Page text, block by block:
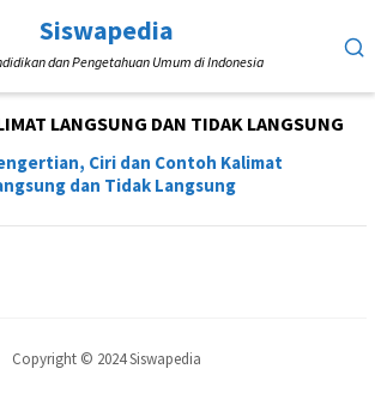
Siswapedia
dan Pengetahuan Umum di Indonesia
LANGSUNG DAN TIDAK LANGSUNG
Ciri dan Contoh Kalimat
dan Tidak Langsung
Copyright © 2024 Siswapedia